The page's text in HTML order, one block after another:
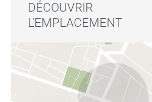
DÉCOUVRIR
L'EMPLACEMENT